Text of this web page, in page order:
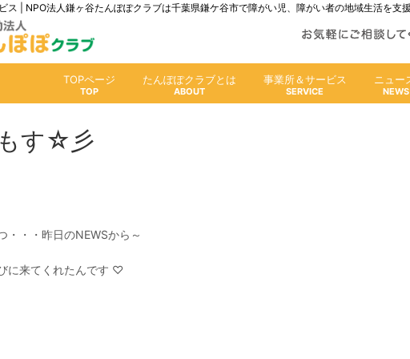
ス | NPO法人鎌ヶ谷たんぽぽクラブは千葉県鎌ケ谷市で障がい児、障がい者の地域生活を支
TOPページ たんぽぽクラブとは 事業所＆サービス ニュー
す☆彡
・・・昨日のNEWSから～
に来てくれたんです ♡